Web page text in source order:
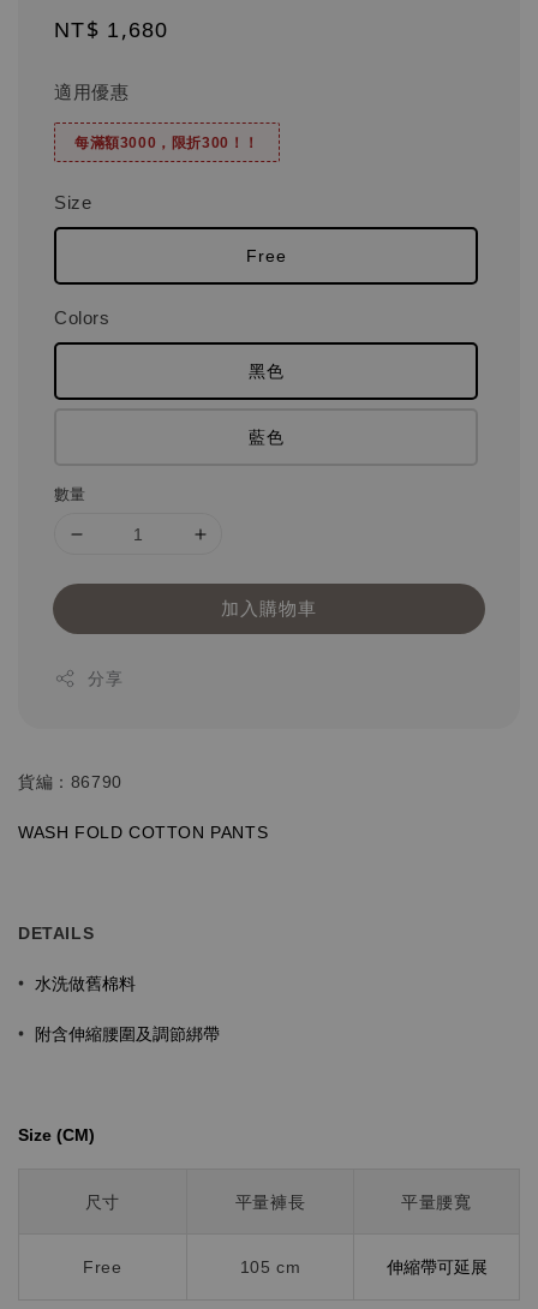
Regular
NT$ 1,680
適用優惠
每滿額3000，限折300！！
Size
Free
Colors
黑色
藍色
數量
加入購物車
分享
貨編：86790
WASH FOLD COTTON PANTS
DETAILS
• 水洗做舊棉料
• 附含伸縮腰圍及調節綁帶
Size (CM)⁡⁡
尺寸 平量褲長 平量腰寬
Free 105 cm 伸縮帶可延展